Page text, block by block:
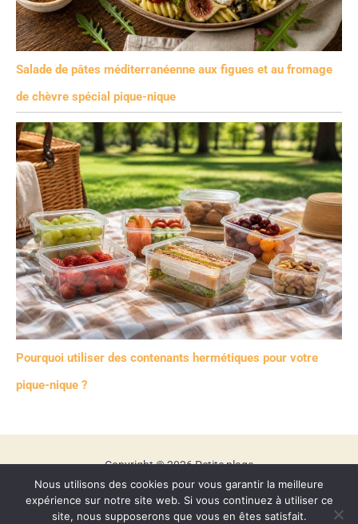
Salade de pâtes méditerranéenne aux figues et au fromage
de chèvre spécial pique-nique
Pourquoi utiliser des contenants hermétiques pour votre
pique-nique ?
Copyright © 2026 Petite plage
Mentions légales
Contact
Nous utilisons des cookies pour vous garantir la meilleure
expérience sur notre site web. Si vous continuez à utiliser ce
site, nous supposerons que vous en êtes satisfait.